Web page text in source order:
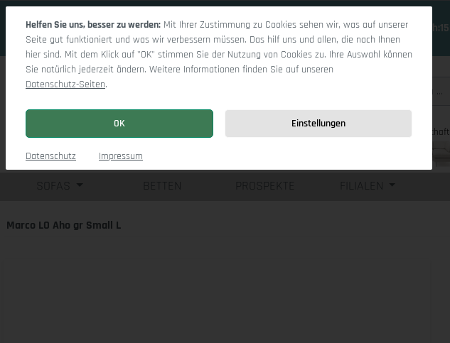
19 Tage 17h:15m:22s
Wohnlandschaft
BETTEN PROSPEKTE FILIALEN
Marco LO Aho gr Small L
Helfen Sie uns, besser zu werden: Mit Ihrer Zustimmung zu Cookies sehen wir, was auf unserer
Seite gut funktioniert und was wir verbessern müssen. Das hilf uns und allen, die nach Ihnen
hier sind. Mit dem Klick auf "OK" stimmen Sie der Nutzung von Cookies zu. Ihre Auswahl können
Sie natürlich jederzeit ändern. Weitere Informationen finden Sie auf unseren
Datenschutz-Seiten.
OK Einstellungen
Datenschutz Impressum